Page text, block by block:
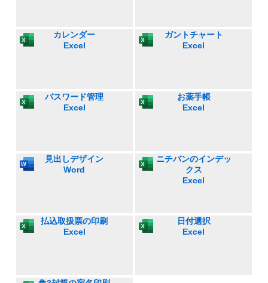
カレンダー
Excel
ガントチャート
Excel
パスワード管理
Excel
お薬手帳
Excel
見出しデザイン
Word
ニチバンのインデッ
クス
Excel
払込取扱票の印刷
Excel
日付選択
Excel